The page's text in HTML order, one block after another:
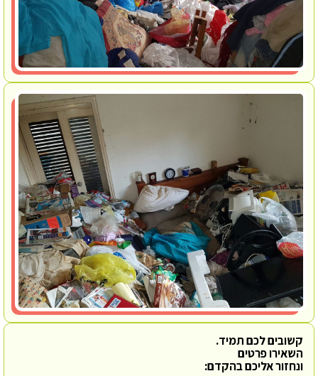
קשובים לכם תמיד.
השאירו פרטים
ונחזור אליכם בהקדם: